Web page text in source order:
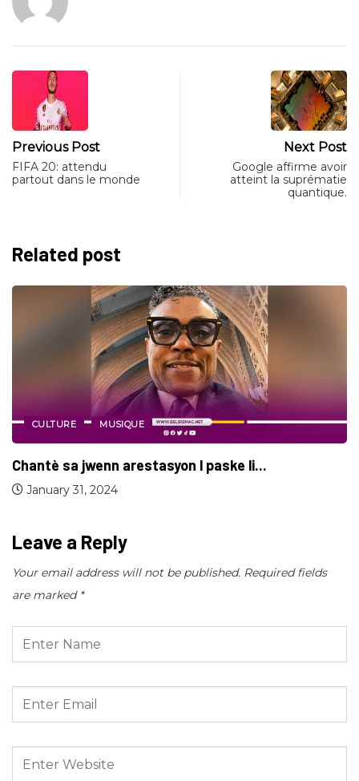
Previous Post
FIFA 20: attendu
partout dans le monde
Next Post
Google affirme avoir
atteint la suprématie
quantique.
Related post
CULTURE MUSIQUE
Cardi B confirme qu’elle est désormais
December 11, 2023
Leave a Reply
Your email address will not be published. Required fields
are marked *